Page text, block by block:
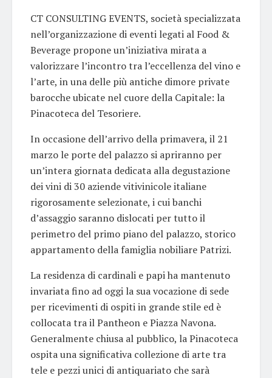
CT CONSULTING EVENTS, società specializzata
nell’organizzazione di eventi legati al Food &
Beverage propone un’iniziativa mirata a
valorizzare l’incontro tra l’eccellenza del vino e
l’arte, in una delle più antiche dimore private
barocche ubicate nel cuore della Capitale: la
Pinacoteca del Tesoriere.
In occasione dell’arrivo della primavera, il 21
marzo le porte del palazzo si apriranno per
un’intera giornata dedicata alla degustazione
dei vini di 30 aziende vitivinicole italiane
rigorosamente selezionate, i cui banchi
d’assaggio saranno dislocati per tutto il
perimetro del primo piano del palazzo, storico
appartamento della famiglia nobiliare Patrizi.
La residenza di cardinali e papi ha mantenuto
invariata fino ad oggi la sua vocazione di sede
per ricevimenti di ospiti in grande stile ed è
collocata tra il Pantheon e Piazza Navona.
Generalmente chiusa al pubblico, la Pinacoteca
ospita una significativa collezione di arte tra
tele e pezzi unici di antiquariato che sarà